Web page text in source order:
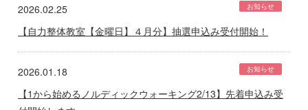
2026.02.25 お知らせ
【自力整体教室【金曜日】４月分】抽選申込み受付開始！
2026.01.18 お知らせ
【1から始めるノルディックウォーキング2/13】先着申込み受